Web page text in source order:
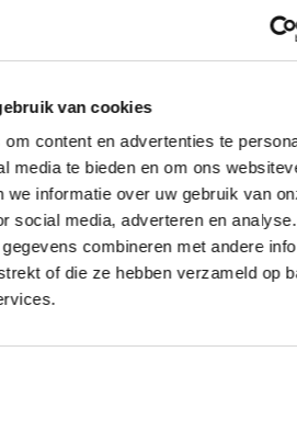
van cookies
content en advertenties te
media te bieden en om ons
we informatie over uw gebruik van
social media, adverteren en
combineren met andere
of die ze hebben verzameld op
onze nieuwsbrief!
AANMELDEN